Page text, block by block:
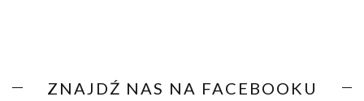
ZNAJDŹ NAS NA FACEBOOKU